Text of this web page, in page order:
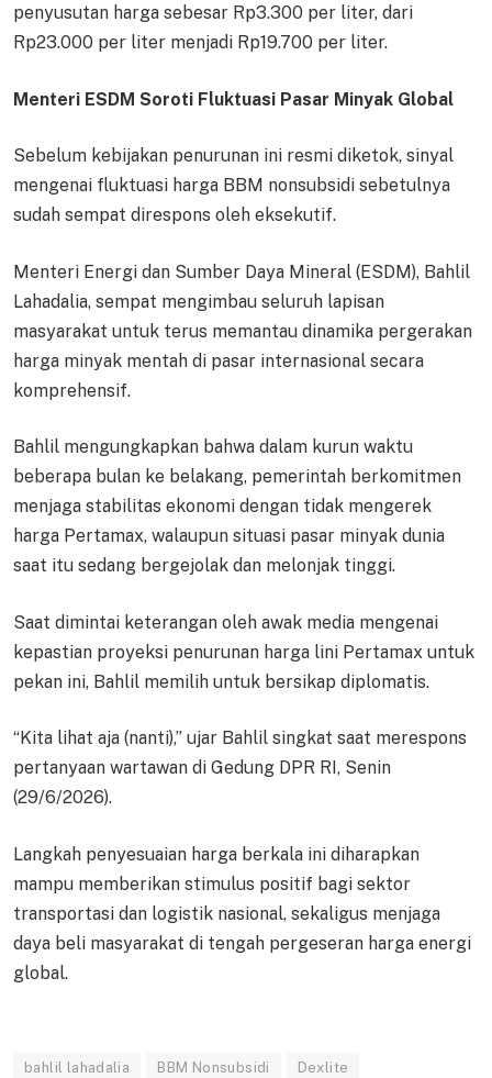
penyusutan harga sebesar Rp3.300 per liter, dari
Rp23.000 per liter menjadi Rp19.700 per liter.
Menteri ESDM Soroti Fluktuasi Pasar Minyak Global
Sebelum kebijakan penurunan ini resmi diketok, sinyal
mengenai fluktuasi harga BBM nonsubsidi sebetulnya
sudah sempat direspons oleh eksekutif.
Menteri Energi dan Sumber Daya Mineral (ESDM), Bahlil
Lahadalia, sempat mengimbau seluruh lapisan
masyarakat untuk terus memantau dinamika pergerakan
harga minyak mentah di pasar internasional secara
komprehensif.
Bahlil mengungkapkan bahwa dalam kurun waktu
beberapa bulan ke belakang, pemerintah berkomitmen
menjaga stabilitas ekonomi dengan tidak mengerek
harga Pertamax, walaupun situasi pasar minyak dunia
saat itu sedang bergejolak dan melonjak tinggi.
Saat dimintai keterangan oleh awak media mengenai
kepastian proyeksi penurunan harga lini Pertamax untuk
pekan ini, Bahlil memilih untuk bersikap diplomatis.
“Kita lihat aja (nanti),” ujar Bahlil singkat saat merespons
pertanyaan wartawan di Gedung DPR RI, Senin
(29/6/2026).
Langkah penyesuaian harga berkala ini diharapkan
mampu memberikan stimulus positif bagi sektor
transportasi dan logistik nasional, sekaligus menjaga
daya beli masyarakat di tengah pergeseran harga energi
global.
bahlil lahadalia BBM Nonsubsidi Dexlite